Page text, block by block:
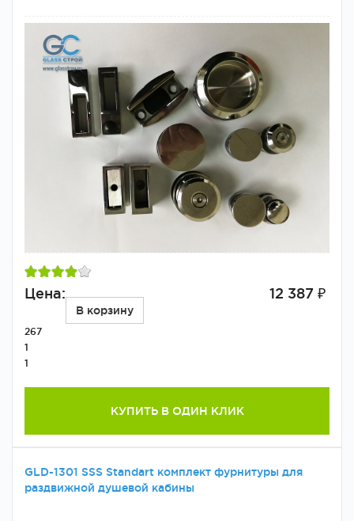
Цена: 12 387 ₽
В корзину
267
1
1
КУПИТЬ В ОДИН КЛИК
GLD-1301 SSS Standart комплект фурнитуры для
раздвижной душевой кабины